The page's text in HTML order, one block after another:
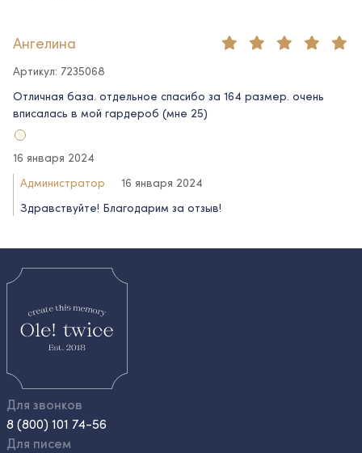
Ангелина
Артикул: 7235068
Отличная база. отдельное спасибо за 164 размер. очень
вписалась в мой гардероб (мне 25)
16 января 2024
Администратор
16 января 2024
Здравствуйте! Благодарим за отзыв!
Для звонков
8 (800) 101 74-56
Для писем